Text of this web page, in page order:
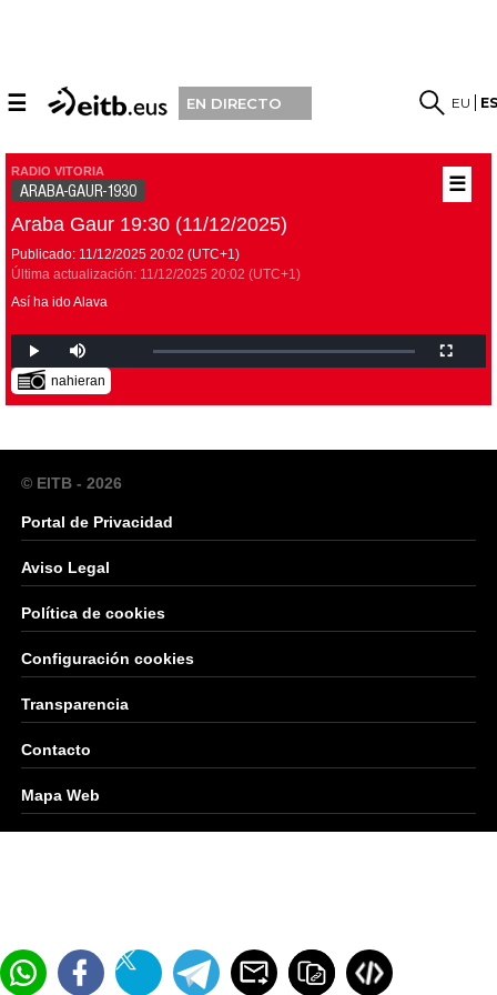
☰ EN DIRECTO EU
☰
RADIO VITORIA
ARABA-GAUR-1930
Araba Gaur 19:30 (11/12/2025)
Publicado: 11/12/2025 20:02 (UTC+1)
Última actualización: 11/12/2025 20:02 (UTC+1)
Así ha ido Alava
nahieran
© EITB - 2026
Portal de Privacidad
Aviso Legal
Política de cookies
Configuración cookies
Transparencia
Contacto
Mapa Web